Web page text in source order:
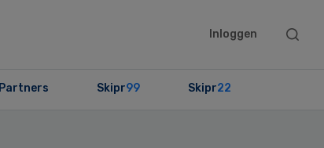
Inloggen
Search
Partners Skipr99 Skipr22